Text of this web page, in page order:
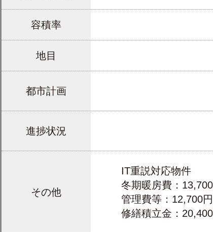
容積率
地目
都市計画
進捗状況
その他
IT重説対応物件
冬期暖房費：
管理費等：12,700円
修繕積立金：